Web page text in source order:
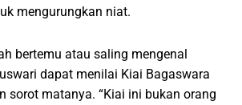
mengurungkan niat.
bertemu atau saling mengenal
dapat menilai Kiai Bagaswara
sorot matanya. “Kiai ini bukan orang